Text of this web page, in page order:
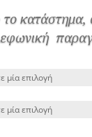
κατάστημα,